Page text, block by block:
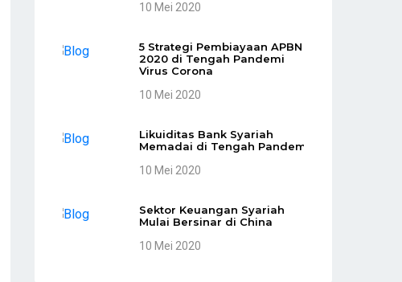
10 Mei 2020
5 Strategi Pembiayaan APBN
2020 di Tengah Pandemi
Virus Corona
10 Mei 2020
Likuiditas Bank Syariah
Memadai di Tengah Pandemi
10 Mei 2020
Sektor Keuangan Syariah
Mulai Bersinar di China
10 Mei 2020